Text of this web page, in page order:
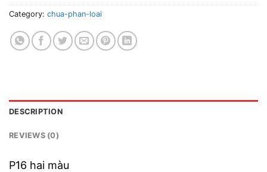
Category: chua-phan-loai
DESCRIPTION
REVIEWS (0)
P16 hai màu